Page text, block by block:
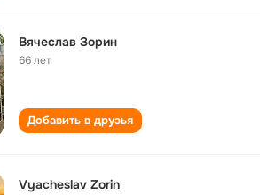
Вячеслав Зорин
66 лет
Добавить в друзья
Vyacheslav Zorin